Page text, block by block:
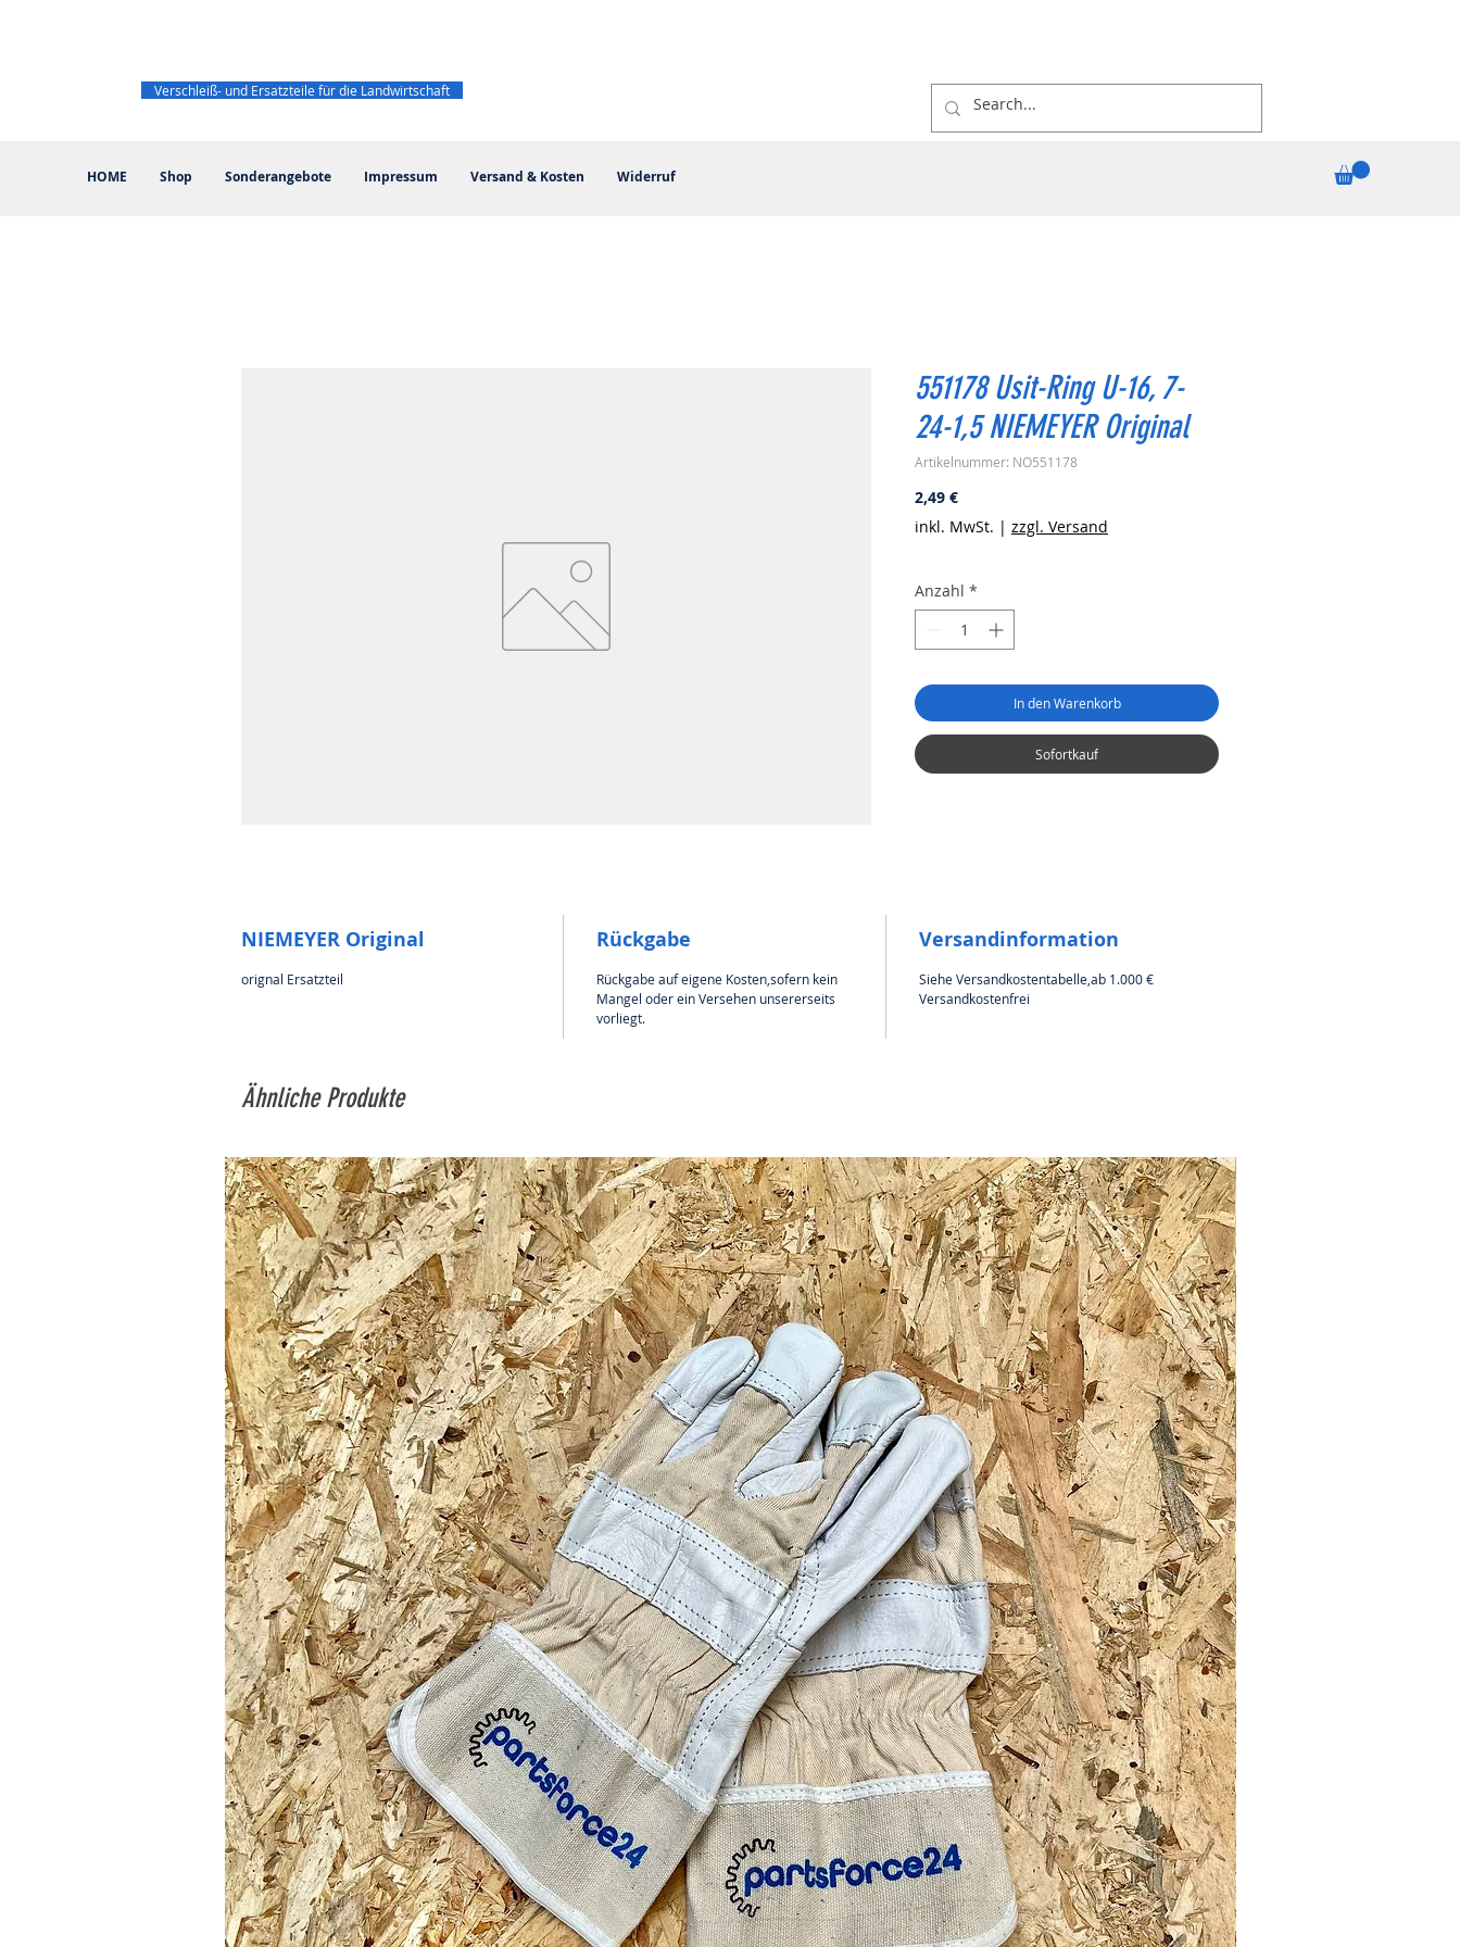
HOME Shop Sonderangebote Impressum Versand & Kosten Widerruf
Verschleiß- und Ersatzteile für die Landwirtschaft
551178 Usit-Ring U-16, 7-
24-1,5 NIEMEYER Original
Artikelnummer: NO551178
2,49 €Preis
inkl. MwSt. | zzgl. Versand
Anzahl *
In den Warenkorb
Sofortkauf
NIEMEYER Original
orignal Ersatzteil
Rückgabe
Rückgabe auf eigene Kosten,sofern kein
Mangel oder ein Versehen unsererseits
vorliegt.
Versandinformation
Siehe Versandkostentabelle,ab 1.000 €
Versandkostenfrei
Ähnliche Produkte